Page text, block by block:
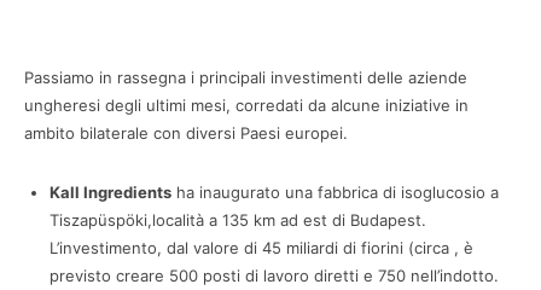
Passiamo in rassegna i principali investimenti delle aziende
ungheresi degli ultimi mesi, corredati da alcune iniziative in
ambito bilaterale con diversi Paesi europei.
Kall Ingredients ha inaugurato una fabbrica di isoglucosio a
Tiszapüspöki,località a 135 km ad est di Budapest.
L’investimento, dal valore di 45 miliardi di fiorini (circa , è
previsto creare 500 posti di lavoro diretti e 750 nell’indotto.